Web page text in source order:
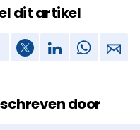
dit artikel
door